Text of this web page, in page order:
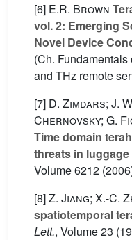
[6] E.R. Brown
vol. 2: Emerging
Novel Device
(Ch.
and THz remote
[7] D. Zimdars; J.
Chernovsky; G.
Time domain
threats in
Volume 6212
[8]Z. Jiang; X.-C.
spatiotemporal
Lett., Volume 23